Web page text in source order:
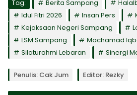
Tag: Berita Sampang
Idul Fitri 2026
Insan Pers
Kejaksaan Negeri Sampang
LSM Sampang
Mochamad
Silaturahmi Lebaran
Sinergi
Penulis: Cak Jum Editor: Rezky